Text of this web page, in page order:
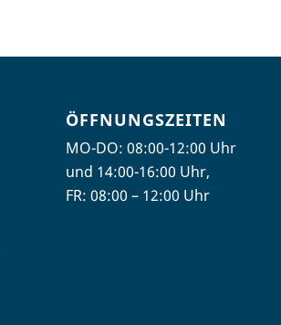
ÖFFNUNGSZEITEN
MO-DO: 08:00-12:00 Uhr
und 14:00-16:00 Uhr,
FR: 08:00 – 12:00 Uhr